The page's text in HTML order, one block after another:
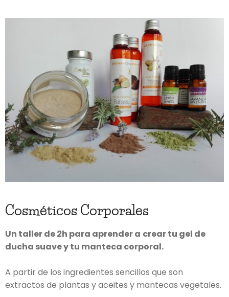
Cosméticos Corporales
Un taller de 2h para aprender a crear tu gel de
ducha suave y tu manteca corporal.
A partir de los ingredientes sencillos que son
extractos de plantas y aceites y mantecas vegetales.